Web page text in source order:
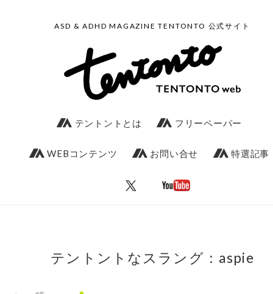
ASD & ADHD MAGAZINE TENTONTO 公式サイト
テントントとは フリーペーパー
WEBコンテンツ お問い合せ 特選記事
テントントなスラング：aspie